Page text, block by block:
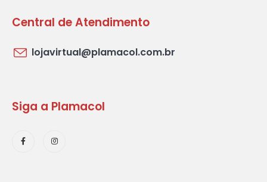
Central de Atendimento
lojavirtual@plamacol.com.br
Siga a Plamacol